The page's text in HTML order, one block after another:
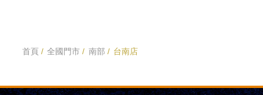
首頁 全國門市 南部 台南店